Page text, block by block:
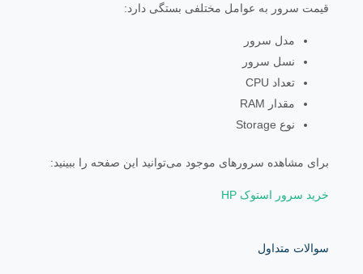
قیمت سرور به عوامل مختلفی بستگی دارد:
مدل سرور
نسل سرور
تعداد CPU
مقدار RAM
نوع Storage
برای مشاهده سرورهای موجود می‌توانید این صفحه را ببینید:
خرید سرور استوک HP
سوالات متداول